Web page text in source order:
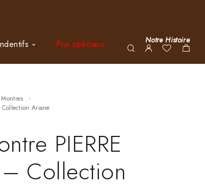
Prix spéciaux Notre Histoire
Montres
Collection Ariane
PIERRE
Collection